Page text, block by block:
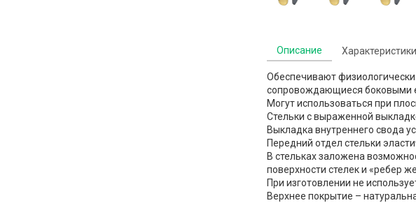
Описание
Обеспечивают
сопровождающиеся боковыми
Могут использоваться при
Стельки с выраженной
Выкладка внутреннего свода
Передний отдел стельки
В стельках заложена
поверхности стелек и «ребер
При изготовлении не
Верхнее покрытие –
Характеристики